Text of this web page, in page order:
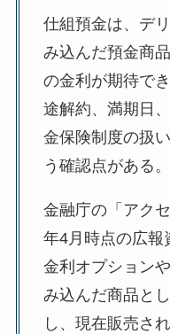
仕組預金は、デ
み込んだ預金商
の金利が期待で
途解約、満期日
金保険制度の扱
う確認点がある。
金融庁の「アク
年4月時点の広報
金利オプション
み込んだ商品と
し、現在販売さ